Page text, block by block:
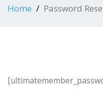
Home Password